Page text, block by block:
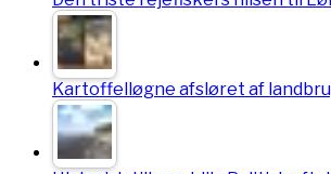
Kartoffelløgne afsløret af